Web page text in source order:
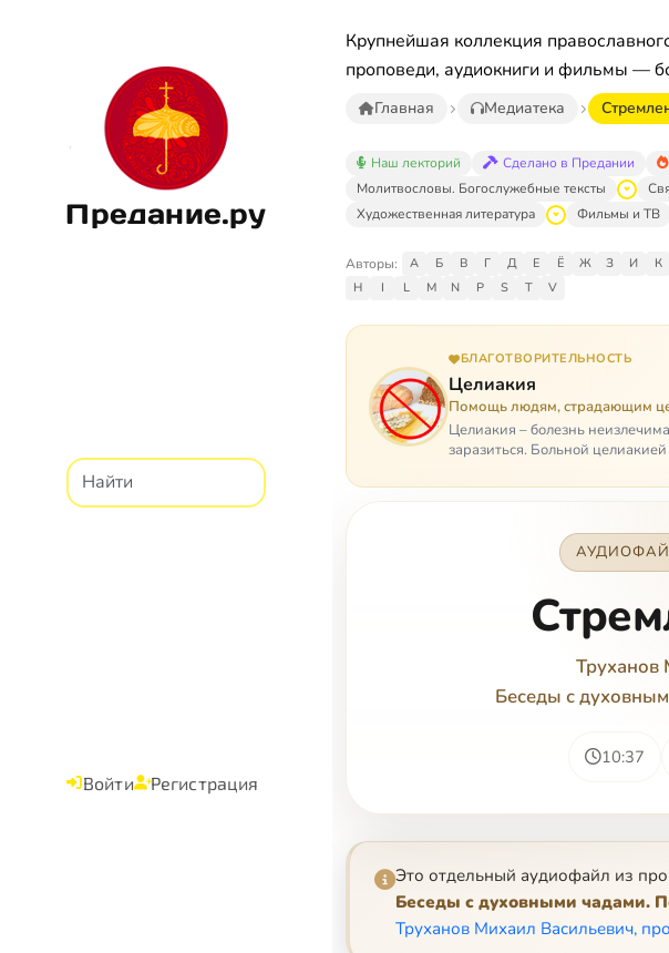
Предание.ру
Войти Регистрация
Крупнейшая коллекция
проповеди, аудиокниги и фильмы —
Главная Медиатека
Наш лекторий Сделано в Предании
Молитвословы. Богослужебные тексты
Художественная литература
Фильмы и ТВ
Авторы: А Б В Г Д Е Ё Ж З И К
H
I L M N P S T V
БЛАГОТВОРИТЕЛЬНОСТЬ
Целиакия
Помощь людям, страдающим
Целиакия – болезнь
заразиться. Больной
Труханов
Беседы с
10:37
Это отдельный аудиофайл из
Беседы с духовными чадами.
Труханов Михаил Васильевич,